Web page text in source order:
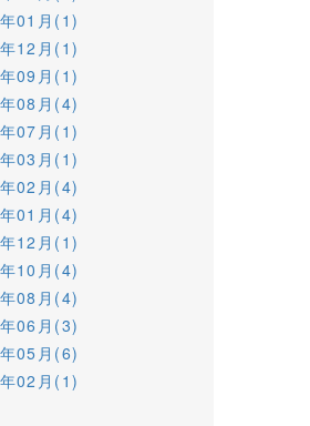
01月(1)
12月(1)
09月(1)
08月(4)
07月(1)
03月(1)
02月(4)
01月(4)
12月(1)
10月(4)
08月(4)
06月(3)
05月(6)
02月(1)